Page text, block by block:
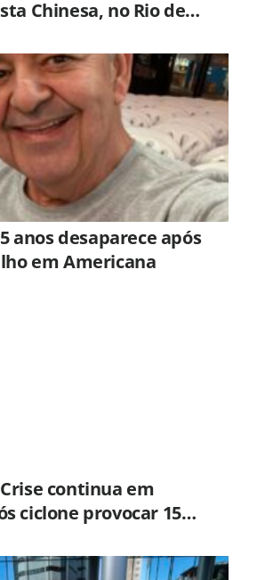
Chinesa, no Rio de
anos desaparece após
em Americana
continua em
ciclone provocar 15